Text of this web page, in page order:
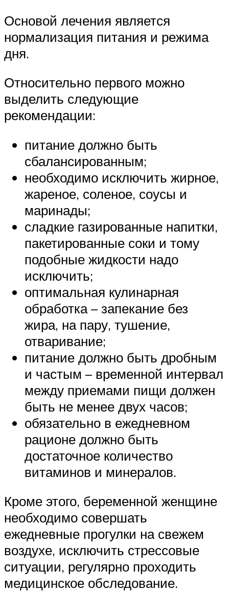
Основой лечения является
нормализация питания и режима
дня.
Относительно первого можно
выделить следующие
рекомендации:
питание должно быть
сбалансированным;
необходимо исключить жирное,
жареное, соленое, соусы и
маринады;
сладкие газированные напитки,
пакетированные соки и тому
подобные жидкости надо
исключить;
оптимальная кулинарная
обработка – запекание без
жира, на пару, тушение,
отваривание;
питание должно быть дробным
и частым – временной интервал
между приемами пищи должен
быть не менее двух часов;
обязательно в ежедневном
рационе должно быть
достаточное количество
витаминов и минералов.
Кроме этого, беременной женщине
необходимо совершать
ежедневные прогулки на свежем
воздухе, исключить стрессовые
ситуации, регулярно проходить
медицинское обследование.